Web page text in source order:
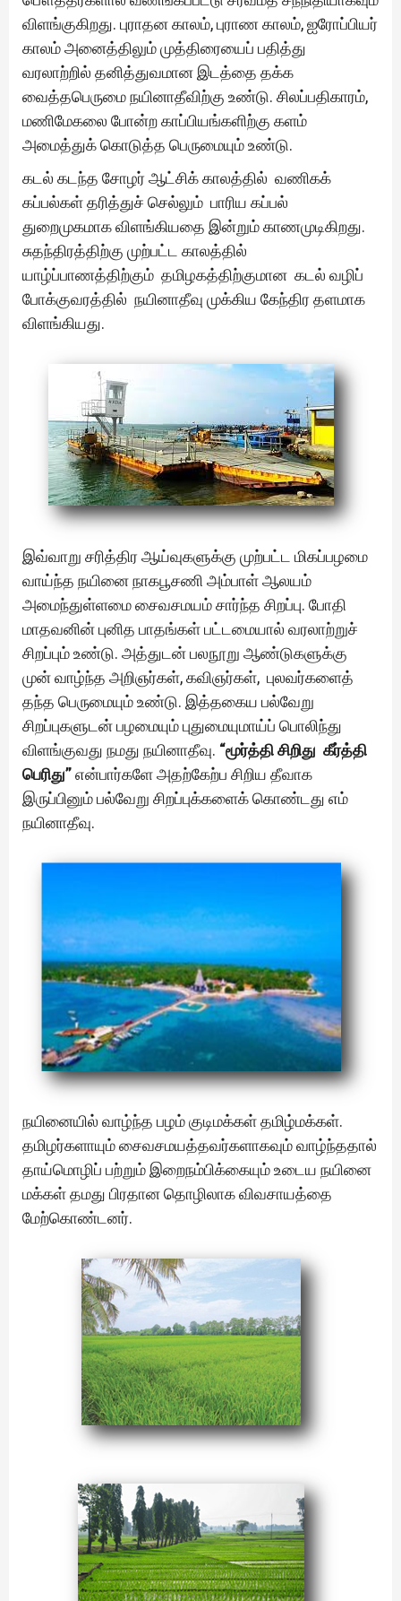
விளங்குகிறது. புராதன காலம், புராண காலம், ஐரோப்பியர்
காலம் அனைத்திலும் முத்திரையைப் பதித்து
வரலாற்றில் தனித்துவமான இடத்தை தக்க
வைத்தபெருமை நயினாதீவிற்கு உண்டு. சிலப்பதிகாரம்,
மணிமேகலை போன்ற காப்பியங்களிற்கு களம்
அமைத்துக் கொடுத்த பெருமையும் உண்டு.
கடல் கடந்த சோழர் ஆட்சிக் காலத்தில் வணிகக்
கப்பல்கள் தரித்துச் செல்லும் பாரிய கப்பல்
துறைமுகமாக விளங்கியதை இன்றும் காணமுடிகிறது.
சுதந்திரத்திற்கு முற்பட்ட காலத்தில்
யாழ்ப்பாணத்திற்கும் தமிழகத்திற்குமான கடல் வழிப்
போக்குவரத்தில் நயினாதீவு முக்கிய கேந்திர தளமாக
விளங்கியது.
இவ்வாறு சரித்திர ஆய்வுகளுக்கு முற்பட்ட மிகப்பழமை
வாய்ந்த நயினை நாகபூசணி அம்பாள் ஆலயம்
அமைந்துள்ளமை சைவசமயம் சார்ந்த சிறப்பு. போதி
மாதவனின் புனித பாதங்கள் பட்டமையால் வரலாற்றுச்
சிறப்பும் உண்டு. அத்துடன் பலநூறு ஆண்டுகளுக்கு
முன் வாழ்ந்த அறிஞர்கள், கவிஞர்கள், புலவர்களைத்
தந்த பெருமையும் உண்டு. இத்தகைய பல்வேறு
சிறப்புகளுடன் பழமையும் புதுமையுமாய்ப் பொலிந்து
விளங்குவது நமது நயினாதீவு. “மூர்த்தி சிறிது கீர்த்தி
பெரிது”என்பார்களே அதற்கேற்ப சிறிய தீவாக
இருப்பினும் பல்வேறு சிறப்புக்களைக் கொண்டது எம்
நயினாதீவு.
நயினையில் வாழ்ந்த பழம் குடிமக்கள் தமிழ்மக்கள்.
தமிழர்களாயும் சைவசமயத்தவர்களாகவும் வாழ்ந்ததால்
தாய்மொழிப் பற்றும் இறைநம்பிக்கையும் உடைய நயினை
மக்கள் தமது பிரதான தொழிலாக விவசாயத்தை
மேற்கொண்டனர்.